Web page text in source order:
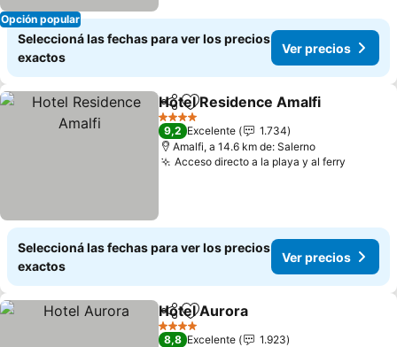
Opción popular
Seleccioná las fechas para ver los precios
exactos
Ver precios
CompartirAñadir a favoritos
Hotel Residence Amalfi
4 Estrellas
9,2 Excelente
1.734
Amalfi, a 14.6 km de: Salerno
Acceso directo a la playa y al ferry
Seleccioná las fechas para ver los precios
exactos
Ver precios
CompartirAñadir a favoritos
Hotel Aurora
4 Estrellas
8,8 Excelente
1.923